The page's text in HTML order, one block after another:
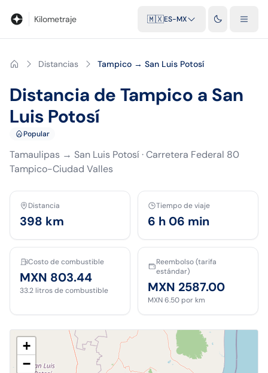
Kilometraje 🇲🇽ES-MX
Distancias Tampico → San Luis Potosí
Distancia de Tampico a San
Luis Potosí
Popular
Tamaulipas → San Luis Potosí·Carretera Federal 80
Tampico-Ciudad Valles
Distancia
398 km
Tiempo de viaje
6 h 06 min
Costo de combustible
MXN 803.44
33.2 litros de combustible
Reembolso (tarifa
estándar)
MXN 2587.00
MXN 6.50 por km
+
−